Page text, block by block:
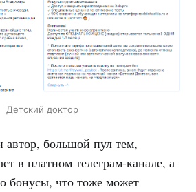
Детский доктор
автор, большой пул тем,
в платном телеграм-канале, а
бонусы, что тоже может